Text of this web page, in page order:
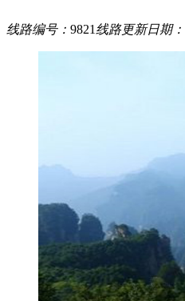
线路编号： 9821 线路更新日期：